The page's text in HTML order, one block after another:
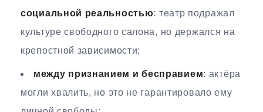
социальной реальностью: театр подражал
культуре свободного салона, но держался на
крепостной зависимости;
между признанием и бесправием: актёра
могли хвалить, но это не гарантировало ему